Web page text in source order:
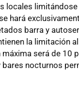
locales limitándose
hará
barra y
la limitación
máxima será de 10
nocturnos